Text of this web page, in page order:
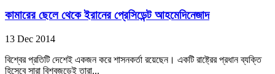
কামারের ছেলে থেকে ইরানের প্রেসিডেন্ট আহমেদিনেজাদ
13 Dec 2014
বিশ্বের প্রতিটি দেশেই একজন করে শাসনকর্তা রয়েছেন। একটি রাষ্ট্রের প্রধান ব্যক্তি
হিসেবে সারা বিশ্বজুড়েই তারা...